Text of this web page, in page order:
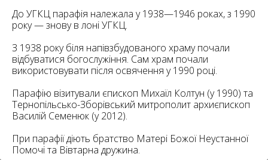
До УГКЦ парафія належала у 1938—1946 роках, з 1990
року — знову в лоні УГКЦ.
З 1938 року біля напівзбудованого храму почали
відбуватися богослужіння. Сам храм почали
використовувати після освячення у 1990 році.
Парафію візитували єпископ Михаїл Колтун (у 1990) та
Тернопільсько-Зборівський митрополит архиєпископ
Василій Семенюк (у 2012).
При парафії діють братство Матері Божої Неустанної
Помочі та Вівтарна дружина.